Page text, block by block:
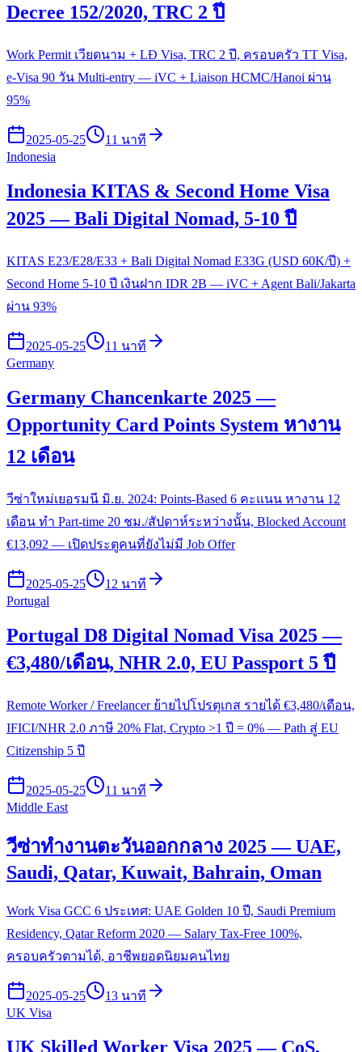
Decree 152/2020, TRC 2 ปี
Work Permit เวียดนาม + LĐ Visa, TRC 2 ปี, ครอบครัว TT Visa,
e-Visa 90 วัน Multi-entry — iVC + Liaison HCMC/Hanoi ผ่าน
95%
2025-05-25
11 นาที
Indonesia
Indonesia KITAS & Second Home Visa
2025 — Bali Digital Nomad, 5-10 ปี
KITAS E23/E28/E33 + Bali Digital Nomad E33G (USD 60K/ปี) +
Second Home 5-10 ปี เงินฝาก IDR 2B — iVC + Agent Bali/Jakarta
ผ่าน 93%
2025-05-25
11 นาที
Germany
Germany Chancenkarte 2025 —
Opportunity Card Points System หางาน
12 เดือน
วีซ่าใหม่เยอรมนี มิ.ย. 2024: Points-Based 6 คะแนน หางาน 12
เดือน ทำ Part-time 20 ชม./สัปดาห์ระหว่างนั้น, Blocked Account
€13,092 — เปิดประตูคนที่ยังไม่มี Job Offer
2025-05-25
12 นาที
Portugal
Portugal D8 Digital Nomad Visa 2025 —
€3,480/เดือน, NHR 2.0, EU Passport 5 ปี
Remote Worker / Freelancer ย้ายไปโปรตุเกส รายได้ €3,480/เดือน,
IFICI/NHR 2.0 ภาษี 20% Flat, Crypto >1 ปี = 0% — Path สู่ EU
Citizenship 5 ปี
2025-05-25
11 นาที
Middle East
วีซ่าทำงานตะวันออกกลาง 2025 — UAE,
Saudi, Qatar, Kuwait, Bahrain, Oman
Work Visa GCC 6 ประเทศ: UAE Golden 10 ปี, Saudi Premium
Residency, Qatar Reform 2020 — Salary Tax-Free 100%,
ครอบครัวตามได้, อาชีพยอดนิยมคนไทย
2025-05-25
13 นาที
UK Visa
UK Skilled Worker Visa 2025 — CoS,